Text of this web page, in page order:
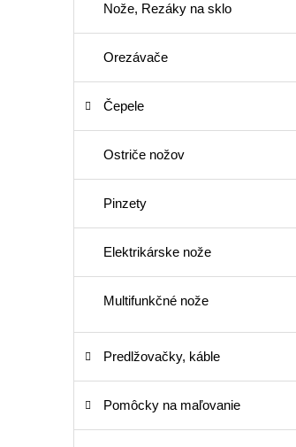
Nože, Rezáky na sklo
Orezávače
Čepele
Ostriče nožov
Pinzety
Elektrikárske nože
Multifunkčné nože
Predlžovačky, káble
Pomôcky na maľovanie